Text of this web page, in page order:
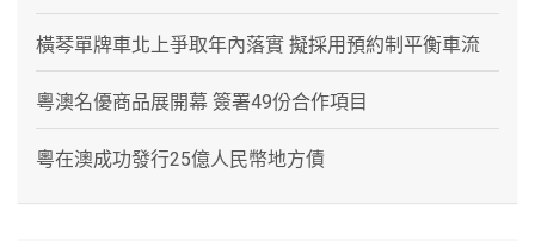
橫琴單牌車北上爭取年內落實 擬採用預約制平衡車流
粵澳名優商品展開幕 簽署49份合作項目
粵在澳成功發行25億人民幣地方債